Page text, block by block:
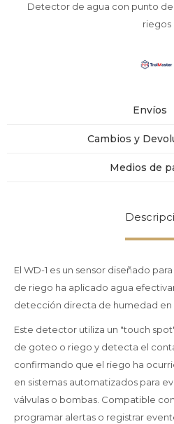
Detector de agua con punto
riegos
Envíos
Cambios y
Medios de
El WD-1 es un sensor diseñado
de riego ha aplicado agua
detección directa de humedad en
Este detector utiliza un "touch
de goteo o riego y detecta el
confirmando que el riego ha
en sistemas automatizados para
válvulas o bombas. Compatible
programar alertas o registrar